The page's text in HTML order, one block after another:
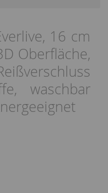
16 cm
Oberfläche,
waschbar